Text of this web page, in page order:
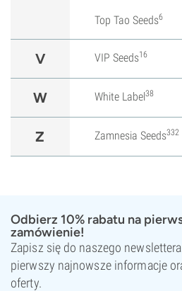
Top Tao Seeds6
V VIP Seeds16
W White Label38
Z Zamnesia Seeds332
Odbierz 10% rabatu na
zamówienie!
Zapisz się do naszego
pierwszy najnowsze informacje
oferty.